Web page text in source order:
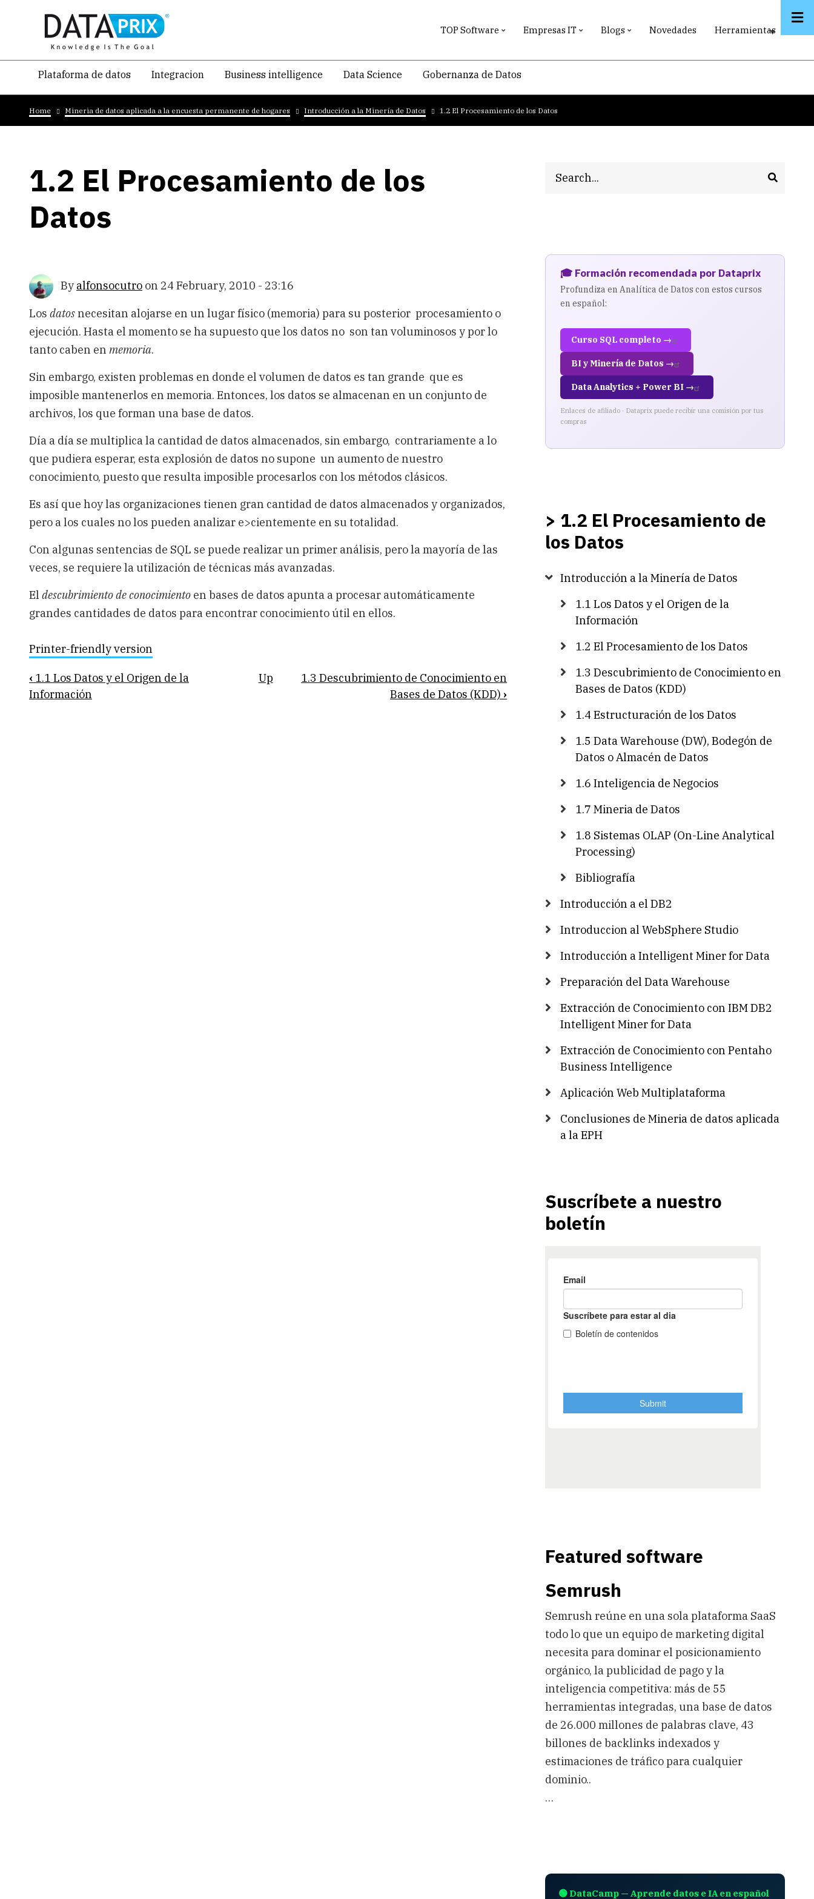
content
TOP Software Empresas IT Blogs Novedades Herramientas
Navegacion
temática
principal
Plataforma de datos Integracion Business intelligence Data Science Gobernanza de Datos
Breadcrumb
Home Mineria de datos aplicada a la encuesta permanente de hogares Introducción a la Minería de Datos 1.2 El Procesamiento de los Datos
1.2 El Procesamiento de los
Datos
By alfonsocutro on 24 February, 2010 - 23:16
Los datosnecesitan alojarse en un lugar físico (memoria) para su posterior procesamiento o
ejecución. Hasta el momento se ha supuesto que los datos no son tan voluminosos y por lo
tanto caben en memoria.
Sin embargo, existen problemas en donde el volumen de datos es tan grande que es
imposible mantenerlos en memoria. Entonces, los datos se almacenan en un conjunto de
archivos, los que forman una base de datos.
Día a día se multiplica la cantidad de datos almacenados, sin embargo, contrariamente a lo
que pudiera esperar, esta explosión de datos no supone un aumento de nuestro
conocimiento, puesto que resulta imposible procesarlos con los métodos clásicos.
Es así que hoy las organizaciones tienen gran cantidad de datos almacenados y organizados,
pero a los cuales no los pueden analizar e>cientemente en su totalidad.
Con algunas sentencias de SQL se puede realizar un primer análisis, pero la mayoría de las
veces, se requiere la utilización de técnicas más avanzadas.
El descubrimiento de conocimiento en bases de datos apunta a procesar automáticamente
grandes cantidades de datos para encontrar conocimiento útil en ellos.
Printer-friendly version
Book
traversal
‹ 1.1 Los Datos y el Origen de la
Información
Up
1.3 Descubrimiento de Conocimiento en
Bases de Datos (KDD) ›
🎓 Formación recomendada por Dataprix
Profundiza en Analítica de Datos con estos cursos
en español:
Curso SQL completo →
BI y Minería de Datos →
Data Analytics + Power BI →
Enlaces de afiliado · Dataprix puede recibir una comisión por tus
compras
> 1.2 El Procesamiento de
los Datos
Introducción a la Minería de Datos
1.1 Los Datos y el Origen de la
Información
1.2 El Procesamiento de los Datos
1.3 Descubrimiento de Conocimiento en
Bases de Datos (KDD)
1.4 Estructuración de los Datos
1.5 Data Warehouse (DW), Bodegón de
Datos o Almacén de Datos
1.6 Inteligencia de Negocios
1.7 Mineria de Datos
1.8 Sistemas OLAP (On-Line Analytical
Processing)
Bibliografía
Introducción a el DB2
Introduccion al WebSphere Studio
Introducción a Intelligent Miner for Data
Preparación del Data Warehouse
Extracción de Conocimiento con IBM DB2
Intelligent Miner for Data
Extracción de Conocimiento con Pentaho
Business Intelligence
Aplicación Web Multiplataforma
Conclusiones de Mineria de datos aplicada
a la EPH
Suscríbete a nuestro
boletín
Featured software
Semrush
Semrush reúne en una sola plataforma SaaS
todo lo que un equipo de marketing digital
necesita para dominar el posicionamiento
orgánico, la publicidad de pago y la
inteligencia competitiva: más de 55
herramientas integradas, una base de datos
de 26.000 millones de palabras clave, 43
billones de backlinks indexados y
estimaciones de tráfico para cualquier
dominio..
…
🟢 DataCamp — Aprende datos e IA en español